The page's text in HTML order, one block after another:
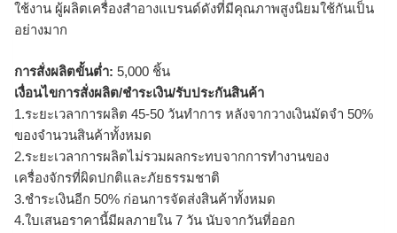
ใช้งาน ผู้ผลิตเครื่องสำอางแบรนด์ดังที่มีคุณภาพสูงนิยมใช้กันเป็น
อย่างมาก
การสั่งผลิตขั้นต่ำ: 5,000 ชิ้น
เงื่อนไขการสั่งผลิต/ชำระเงิน/รับประกันสินค้า
1.ระยะเวลาการผลิต 45-50 วันทำการ หลังจากวางเงินมัดจำ 50%
ของจำนวนสินค้าทั้งหมด
2.ระยะเวลาการผลิตไม่รวมผลกระทบจากการทำงานของ
เครื่องจักรที่ผิดปกติและภัยธรรมชาติ
3.ชำระเงินอีก 50% ก่อนการจัดส่งสินค้าทั้งหมด
4.ใบเสนอราคานี้มีผลภายใน 7 วัน นับจากวันที่ออก